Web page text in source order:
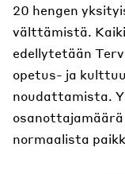
20 hengen
välttämistä.
edellytetään
opetus- ja
noudattamista.
normaalista